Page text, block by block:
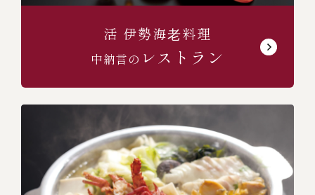
活 伊勢海⽼料理
中納言の レストラン